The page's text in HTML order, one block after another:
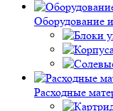
Оборудование
Расходные